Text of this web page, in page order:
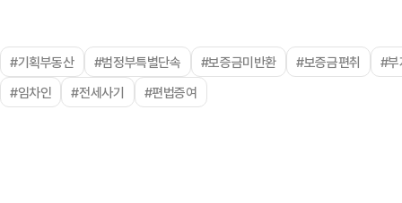
#기획부동산 #범정부특별단속 #보증금미반환 #보증금편취
#부
#임차인
#전세사기 #편법증여